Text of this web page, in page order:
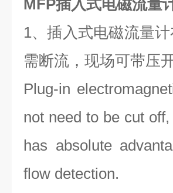
MFP插入式电磁流量
1、插入式电磁流量
需断流，现场可带压
Plug-in
not need to be cut
has absolute
flow detection.